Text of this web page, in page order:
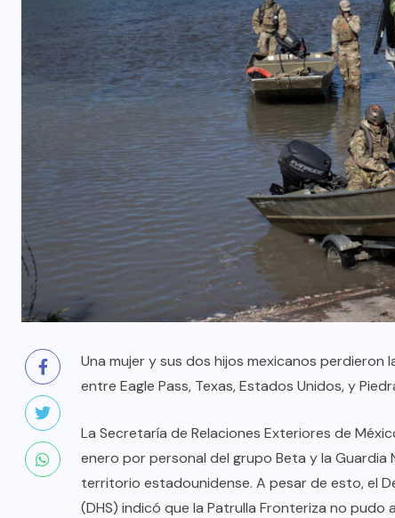
Una mujer y sus dos hijos mexicanos
entre Eagle Pass, Texas, Estados Unidos, y
La Secretaría de Relaciones Exteriores de
enero por personal del grupo Beta y la Guardia
territorio estadounidense. A pesar de esto, el
(DHS) indicó que la Patrulla Fronteriza no